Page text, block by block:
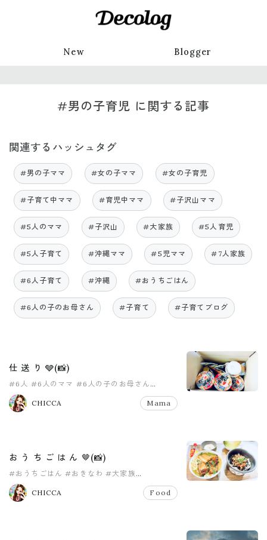
New Blogger
#男の子育児 に関する記事
関連するハッシュタグ
#男の子ママ #女の子ママ #女の子育児
#子育て中ママ #育児中ママ #子沢山ママ
#5人のママ #子沢山 #大家族 #5人育児
#5人子育て #沖縄ママ #5児ママ #7人家族
#6人子育て #沖縄 #おうちごはん
#6人の子のお母さん #子育て #子育てブログ
仕 送 り 🩶(📸)
#6人 #6人のママ #6人の子のお母さん
#8人家族
CHICCA
Mama
お う ち ご は ん 🤎(📸)
#おうちごはん #おきなわ #大家族
#大家族ごはん
#女の子育児中
CHICCA
Food